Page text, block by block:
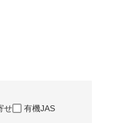
せ
有機JAS